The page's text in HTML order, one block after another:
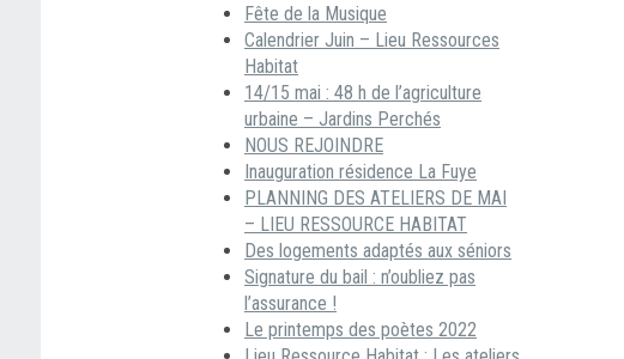
Fête de la Musique
Calendrier Juin – Lieu Ressources
Habitat
14/15 mai : 48 h de l’agriculture
urbaine – Jardins Perchés
NOUS REJOINDRE
Inauguration résidence La Fuye
PLANNING DES ATELIERS DE MAI
– LIEU RESSOURCE HABITAT
Des logements adaptés aux séniors
Signature du bail : n’oubliez pas
l’assurance !
Le printemps des poètes 2022